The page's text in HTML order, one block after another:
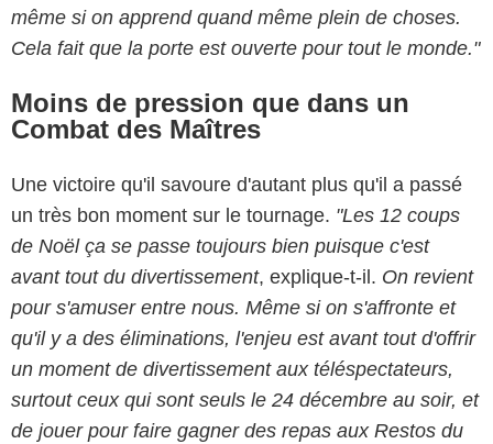
même si on apprend quand même plein de choses.
Cela fait que la porte est ouverte pour tout le monde."
Moins de pression que dans un
Combat des Maîtres
Une victoire qu'il savoure d'autant plus qu'il a passé
un très bon moment sur le tournage. "Les 12 coups
de Noël ça se passe toujours bien puisque c'est
avant tout du divertissement, explique-t-il. On revient
pour s'amuser entre nous. Même si on s'affronte et
qu'il y a des éliminations, l'enjeu est avant tout d'offrir
un moment de divertissement aux téléspectateurs,
surtout ceux qui sont seuls le 24 décembre au soir, et
de jouer pour faire gagner des repas aux Restos du